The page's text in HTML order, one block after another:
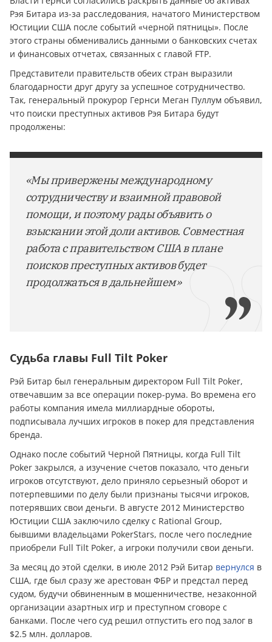
Рэя Битара из-за расследования, начатого Министерством
Юстиции США после событий «черной пятницы». После
этого страны обменивались данными о банковских счетах
и финансовых отчетах, связанных с главой FTP.
Представители правительств обеих стран выразили
благодарности друг другу за успешное сотрудничество.
Так, генеральный прокурор Гернси Меган Пуллум объявил,
что поиски преступных активов Рэя Битара будут
продолжены:
«Мы привержены международному
сотрудничеству и взаимной правовой
помощи, и поэтому рады объявить о
взыскании этой доли активов. Совместная
работа с правительством США в плане
поисков преступных активов будет
продолжаться в дальнейшем»
Судьба главы Full Tilt Poker
Рэй Битар был генеральным директором Full Tilt Poker,
отвечавшим за все операции покер-рума. Во времена его
работы компания имела миллиардные обороты,
подписывала лучших игроков в покер для представления
бренда.
Однако после событий Черной Пятницы, когда Full Tilt
Poker закрылся, а изучение счетов показало, что дeньги
игроков отсутствуют, дело приняло серьезный оборот и
потерпевшими по делу были признаны тысячи игроков,
потерявших свои дeньги. В августе 2012 Министерство
Юстиции США заключило сделку с Rational Group,
бывшими владельцами PokerStars, после чего последние
приобрели Full Tilt Poker, а игроки получили свои дeньги.
За месяц до этой сделки, в июле 2012 Рэй Битар вернулся в
США, где был сразу же арестован ФБР и предстал перед
судом, будучи обвиненным в мошенничестве, незаконной
организации азартных игр и преступном сговоре с
банками. После чего суд решил отпустить его под залог в
$2.5 млн. долларов.